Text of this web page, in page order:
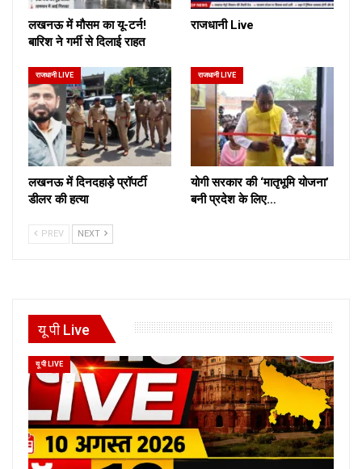
लखनऊ में मौसम का यू-टर्न!
बारिश ने गर्मी से दिलाई राहत
राजधानी Live
राजधानी LIVE
लखनऊ में दिनदहाड़े प्रॉपर्टी
डीलर की हत्या
राजधानी LIVE
योगी सरकार की ‘मातृभूमि योजना’
बनी प्रदेश के लिए…
PREV NEXT
यू पी Live
यू पी LIVE